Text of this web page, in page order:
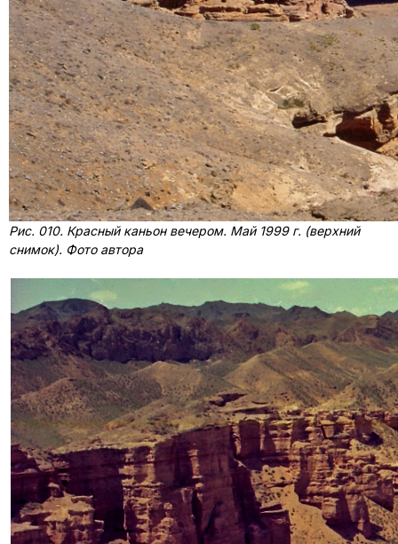
Рис. 010. Красный каньон вечером. Май 1999 г. (верхний
снимок). Фото автора